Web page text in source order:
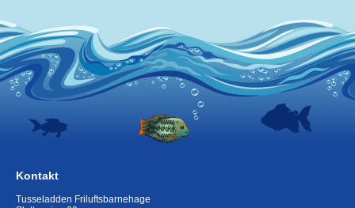
Kontakt
Tusseladden Friluftsbarnehage